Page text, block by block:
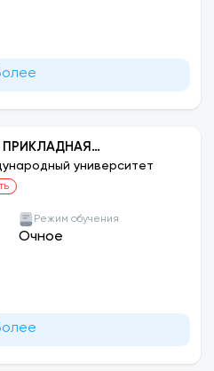
университет
Режим обучения
Очное